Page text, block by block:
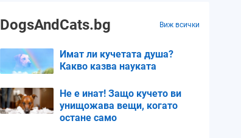
DogsAndCats.bg Виж всички
Имат ли кучетата душа?
Какво казва науката
Не е инат! Защо кучето ви
унищожава вещи, когато
остане само